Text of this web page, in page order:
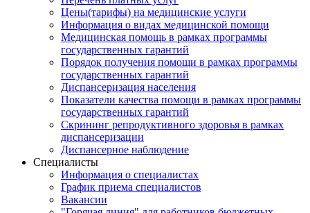
Цены(тарифы) на медицинские услуги
Информация о видах медицинской помощи
Медицинская помощь в рамках программы
государственных гарантий
Порядок получения помощи в рамках программы
государственных гарантий
Диспансеризация населения
Показатели качества помощи в рамках программы
государственных гарантий
Скрининг репродуктивного здоровья в рамках
диспансеризации
Диспансерное наблюдение
Специалисты
Информация о специалистах
График приема специалистов
Вакансии